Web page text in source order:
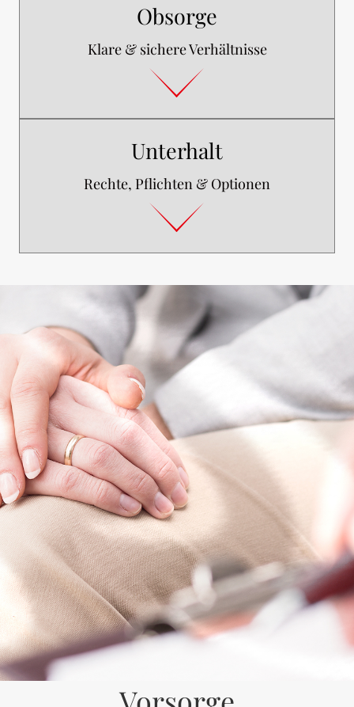
Obsorge
Klare & sichere Verhältnisse
Unterhalt
Rechte, Pflichten & Optionen